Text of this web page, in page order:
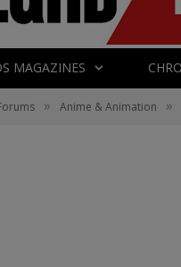
MAGAZINES
» Anime & Animation »